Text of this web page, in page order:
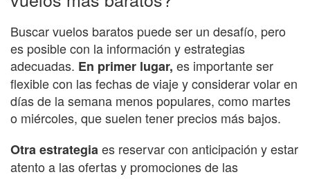
Buscar vuelos baratos puede ser un desafío, pero
es posible con la información y estrategias
adecuadas. En primer lugar, es importante ser
flexible con las fechas de viaje y considerar volar en
días de la semana menos populares, como martes
o miércoles, que suelen tener precios más bajos.
Otra estrategiaes reservar con anticipación y estar
atento a las ofertas y promociones de las